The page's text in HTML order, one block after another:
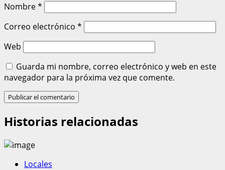
Nombre*
Correo electrónico *
Web
Guarda mi nombre, correo electrónico y web en este
navegador para la próxima vez que comente.
Historias relacionadas
Locales